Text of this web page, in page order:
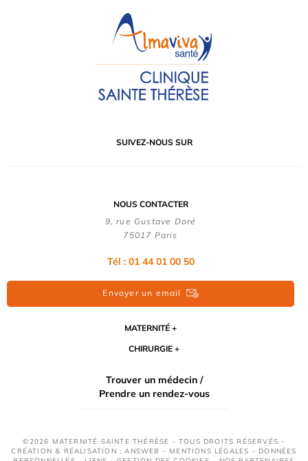
SUIVEZ-NOUS SUR
NOUS CONTACTER
9, rue Gustave Doré
75017 Paris
Tél : 01 44 01 00 50
Envoyer un email
MATERNITÉ
CHIRURGIE
Trouver un médecin /
Prendre un rendez-vous
©2026 MATERNITÉ SAINTE THÉRÈSE - TOUS DROITS RÉSERVÉS -
CRÉATION & RÉALISATION : ANSWEB - MENTIONS LÉGALES - DONNÉES